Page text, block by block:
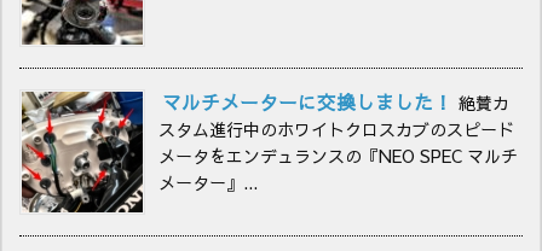
マルチメーターに交換しました！ 絶賛カ
スタム進行中のホワイトクロスカブのスピード
メータをエンデュランスの『NEO SPEC マルチ
メーター』...